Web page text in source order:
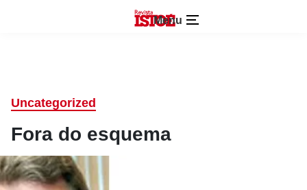
Menu
Uncategorized
Fora do esquema